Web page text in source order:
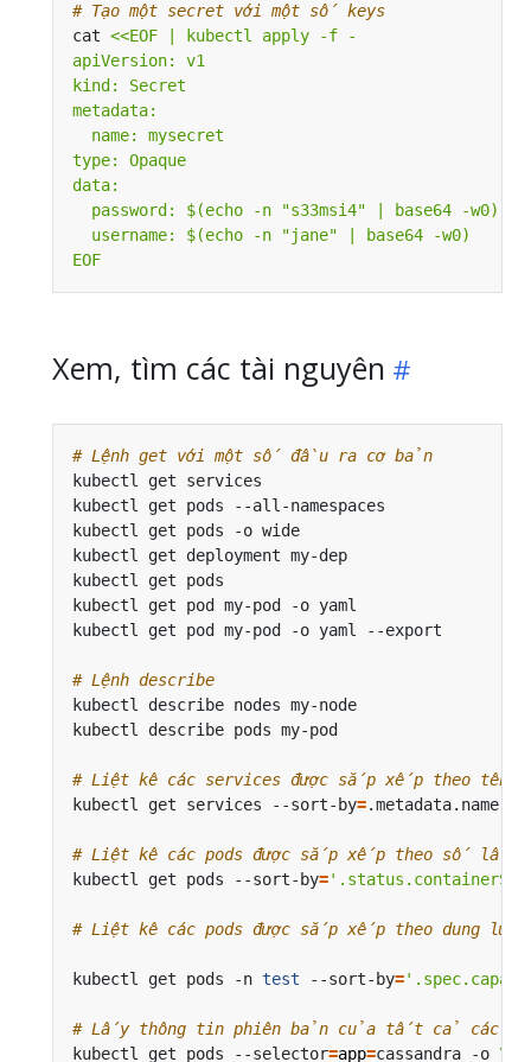
# Tạo một secret với một số keys
cat
EOF
Xem, tìm các tài nguyên
# Lệnh get với một số đầu ra cơ bản
kubectl get services
kubectl get pods --all-namespaces
kubectl get pods -o wide
kubectl get deployment my-dep
kubectl get pods
kubectl get pod my-pod -o yaml
kubectl get pod my-pod -o yaml --export
# Lệnh describe
# Liệt kê các services được sắp xếp theo tên
kubectl get services --sort-by=
# Liệt kê các pods được sắp xếp theo số lần
kubectl get pods --sort-by=
# Liệt kê các pods được sắp xếp theo dung
kubectl get pods -n test --sort-by=
# Lấy thông tin phiên bản của tất cả các pods
kubectl get pods --selector=app=cassandra -o